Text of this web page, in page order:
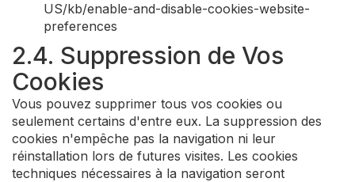
US/kb/enable-and-disable-cookies-website-
preferences
2.4. Suppression de Vos
Cookies
Vous pouvez supprimer tous vos cookies ou
seulement certains d'entre eux. La suppression des
cookies n'empêche pas la navigation ni leur
réinstallation lors de futures visites. Les cookies
techniques nécessaires à la navigation seront